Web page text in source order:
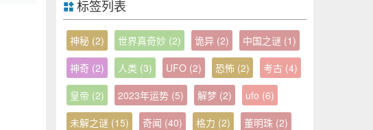
标签列表
神秘 (2) 世界真奇妙 (2) 诡异 (2) 中国之谜 (1)
神奇 (2) 人类 (3) UFO (2) 恐怖 (2) 考古 (4)
皇帝 (2) 2023年运势 (5) 解梦 (2) ufo (6)
未解之谜 (15) 奇闻 (40) 格力 (2) 董明珠 (2)